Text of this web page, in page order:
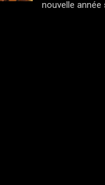
nouvelle année